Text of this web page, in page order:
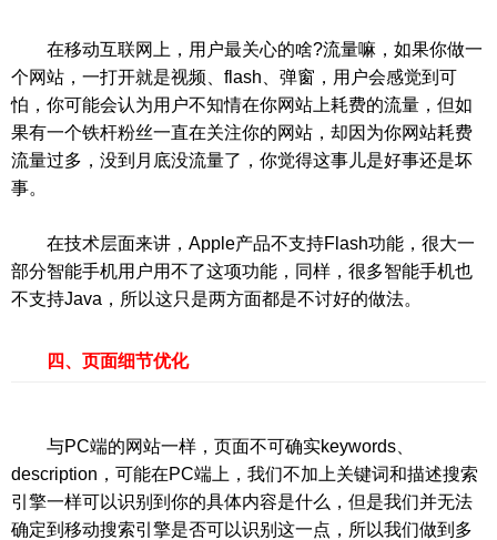
在移动互联网上，用户最关心的啥?流量嘛，如果你做一
个网站，一打开就是视频、flash、弹窗，用户会感觉到可
怕，你可能会认为用户不知情在你网站上耗费的流量，但如
果有一个铁杆粉丝一直在关注你的网站，却因为你网站耗费
流量过多，没到月底没流量了，你觉得这事儿是好事还是坏
事。
在技术层面来讲，Apple产品不支持Flash功能，很大一
部分智能手机用户用不了这项功能，同样，很多智能手机也
不支持Java，所以这只是两方面都是不讨好的做法。
四、页面细节优化
与PC端的网站一样，页面不可确实keywords、
description，可能在PC端上，我们不加上关键词和描述搜索
引擎一样可以识别到你的具体内容是什么，但是我们并无法
确定到移动搜索引擎是否可以识别这一点，所以我们做到多